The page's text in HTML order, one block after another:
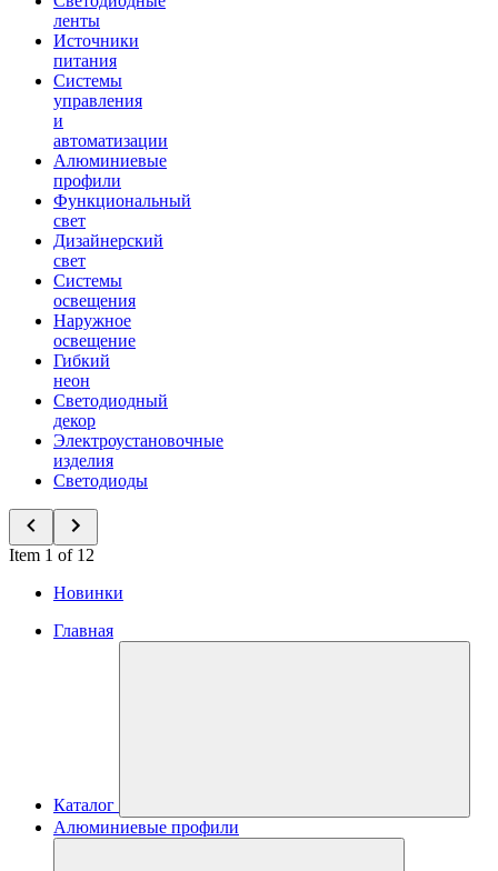
ленты
Источники
питания
Системы
управления
и
автоматизации
Алюминиевые
профили
Функциональный
свет
Дизайнерский
свет
Системы
освещения
Наружное
освещение
Гибкий
неон
Светодиодный
декор
Электроустановочные
изделия
Светодиоды
Item 1 of 12
Новинки
Главная
Каталог
Алюминиевые профили